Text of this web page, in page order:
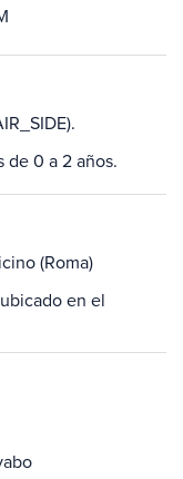
de 0 a 2 años.
(Roma)
en el